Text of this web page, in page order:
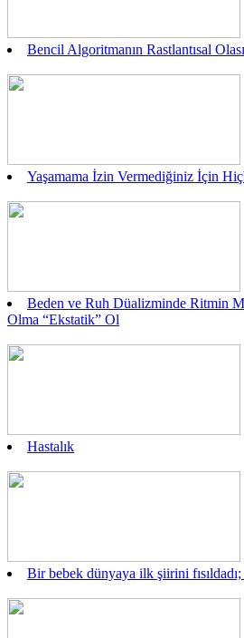
Bencil Algoritmanın Rastlantısal
Yaşamama İzin Vermediğiniz İçin
Beden ve Ruh Düalizminde Ritmin
Olma “Ekstatik” Ol
Hastalık
Bir bebek dünyaya ilk şiirini